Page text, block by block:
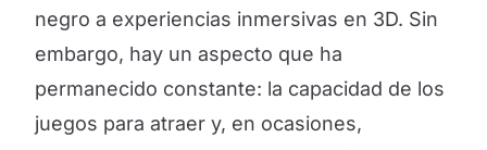
negro a experiencias inmersivas en 3D. Sin
embargo, hay un aspecto que ha
permanecido constante: la capacidad de los
juegos para atraer y, en ocasiones,